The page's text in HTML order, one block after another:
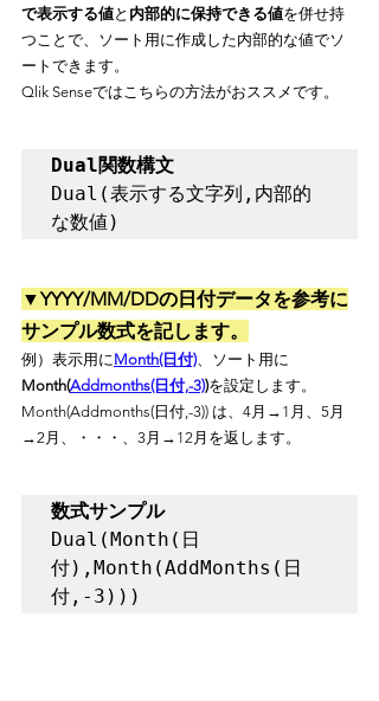
で表示する値と 内部的に保持できる値を併せ持
つことで、ソート用に作成した内部的な値でソ
ートできます。
Qlik Senseではこちらの方法がおススメです。
Dual関数構文
Dual(表示する文字列,内部的
な数値)
▼YYYY/MM/DDの日付データを参考に
サンプル数式を記します。
例）表示用にMonth(日付)、ソート用に
Month(Addmonths(日付,-3))を設定します。
Month(Addmonths(日付,-3)) は、4月→1月、5月
→2月、・・・、3月→12月を返します。
数式サンプル
Dual(Month(日
付),Month(AddMonths(日